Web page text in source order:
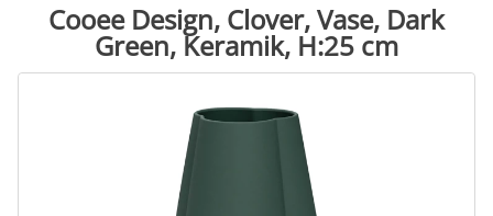
Cooee Design, Clover, Vase, Dark
Green, Keramik, H:25 cm